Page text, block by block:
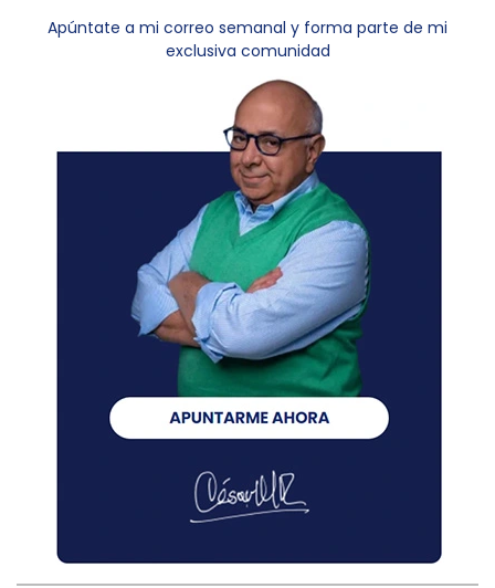
Apúntate a mi correo semanal y forma parte de mi
exclusiva comunidad